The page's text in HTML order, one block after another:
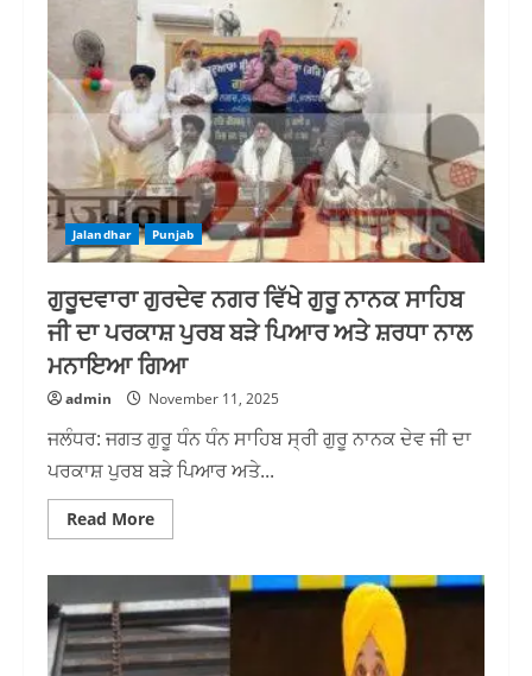
ਸਵਰਨਜੀਤ
ਸਿੰਘ
ਖਾਲਸਾ
ਦੇ
ਮੇਅਰ
ਬਣਨ
ਤੇ
ਸਿੱਖ
ਤਾਲਮੇਲ
ਕਮੇਟੀ
ਵੱਲੋਂ
ਉਹਨਾਂ
ਦੇ
ਪਿਤਾ
ਪਰਮਿੰਦਰ
ਪਾਲ
ਸਿੰਘ
ਖਾਲਸਾ
ਨੂੰ
ਸਨਮਾਨਿਤ
ਕੀਤਾ
Jalandhar Punjab
ਗੁਰੂਦਵਾਰਾ ਗੁਰਦੇਵ ਨਗਰ ਵਿੱਖੇ ਗੁਰੂ ਨਾਨਕ ਸਾਹਿਬ
ਜੀ ਦਾ ਪਰਕਾਸ਼ ਪੁਰਬ ਬੜੇ ਪਿਆਰ ਅਤੇ ਸ਼ਰਧਾ ਨਾਲ
ਮਨਾਇਆ ਗਿਆ
admin November 11, 2025
ਜਲੰਧਰ: ਜਗਤ ਗੁਰੂ ਧੰਨ ਧੰਨ ਸਾਹਿਬ ਸ੍ਰੀ ਗੁਰੂ ਨਾਨਕ ਦੇਵ ਜੀ ਦਾ
ਪਰਕਾਸ਼ ਪੁਰਬ ਬੜੇ ਪਿਆਰ ਅਤੇ...
Read MoreRead
more
ਨਗਰ
ਵਿੱਖੇ
ਗੁਰੂ
ਨਾਨਕ
ਸਾਹਿਬ